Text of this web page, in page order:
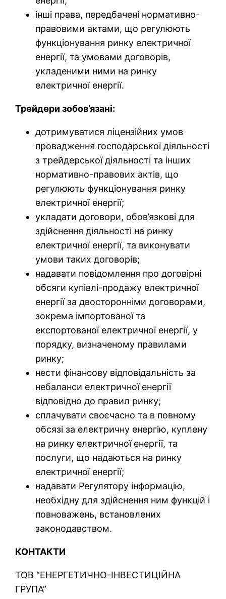
інші права, передбачені нормативно-
правовими актами, що регулюють
функціонування ринку електричної
енергії, та умовами договорів,
укладеними ними на ринку
електричної енергії.
Трейдери зобов’язані:
дотримуватися ліцензійних умов
провадження господарської діяльності
з трейдерської діяльності та інших
нормативно-правових актів, що
регулюють функціонування ринку
електричної енергії;
укладати договори, обов’язкові для
здійснення діяльності на ринку
електричної енергії, та виконувати
умови таких договорів;
надавати повідомлення про договірні
обсяги купівлі-продажу електричної
енергії за двосторонніми договорами,
зокрема імпортованої та
експортованої електричної енергії, у
порядку, визначеному правилами
ринку;
нести фінансову відповідальність за
небаланси електричної енергії
відповідно до правил ринку;
сплачувати своєчасно та в повному
обсязі за електричну енергію, куплену
на ринку електричної енергії, та
послуги, що надаються на ринку
електричної енергії;
надавати Регулятору інформацію,
необхідну для здійснення ним функцій і
повноважень, встановлених
законодавством.
КОНТАКТИ
ТОВ “ЕНЕРГЕТИЧНО-ІНВЕСТИЦІЙНА
ГРУПА”